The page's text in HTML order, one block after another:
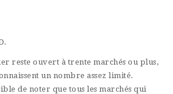
reste ouvert à trente marchés ou plus,
un nombre assez limité.
de noter que tous les marchés qui